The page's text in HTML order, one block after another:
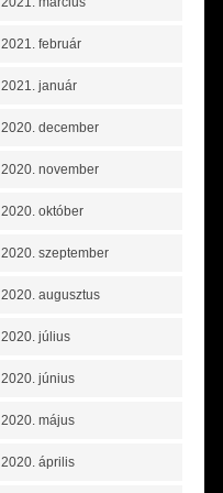
2021. február
2021. január
2020. december
2020. november
2020. október
2020. szeptember
2020. augusztus
2020. július
2020. június
2020. május
2020. április